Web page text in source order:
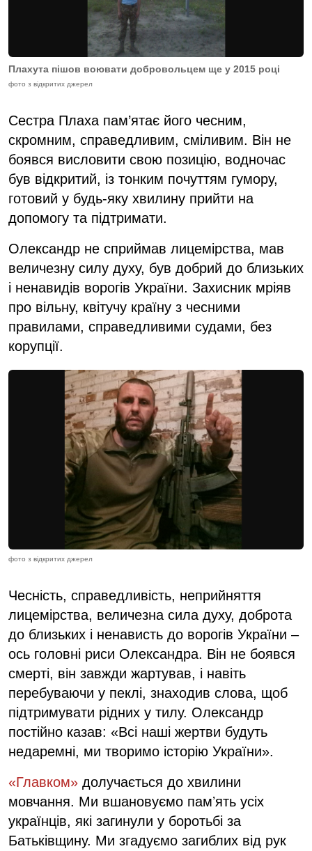
Плахута пішов воювати добровольцем ще у 2015 році
фото з відкритих джерел
Сестра Плаха пам’ятає його чесним,
скромним, справедливим, сміливим. Він не
боявся висловити свою позицію, водночас
був відкритий, із тонким почуттям гумору,
готовий у будь-яку хвилину прийти на
допомогу та підтримати.
Олександр не сприймав лицемірства, мав
величезну силу духу, був добрий до близьких
і ненавидів ворогів України. Захисник мріяв
про вільну, квітучу країну з чесними
правилами, справедливими судами, без
корупції.
фото з відкритих джерел
Чесність, справедливість, неприйняття
лицемірства, величезна сила духу, доброта
до близьких і ненависть до ворогів України –
ось головні риси Олександра. Він не боявся
смерті, він завжди жартував, і навіть
перебуваючи у пеклі, знаходив слова, щоб
підтримувати рідних у тилу. Олександр
постійно казав: «Всі наші жертви будуть
недаремні, ми творимо історію України».
«Главком» долучається до хвилини
мовчання. Ми вшановуємо памʼять усіх
українців, які загинули у боротьбі за
Батьківщину. Ми згадуємо загиблих від рук